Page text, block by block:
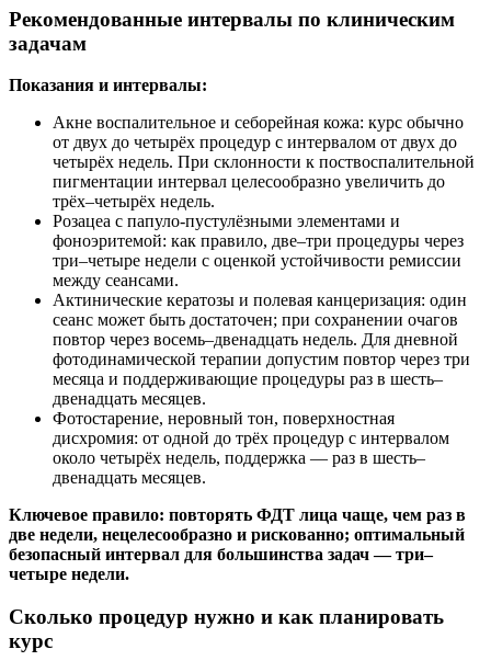
Рекомендованные интервалы по клиническим
задачам
Показания и интервалы:
Акне воспалительное и себорейная кожа: курс обычно
от двух до четырёх процедур с интервалом от двух до
четырёх недель. При склонности к поствоспалительной
пигментации интервал целесообразно увеличить до
трёх–четырёх недель.
Розацеа с папуло-пустулёзными элементами и
фоноэритемой: как правило, две–три процедуры через
три–четыре недели с оценкой устойчивости ремиссии
между сеансами.
Актинические кератозы и полевая канцеризация: один
сеанс может быть достаточен; при сохранении очагов
повтор через восемь–двенадцать недель. Для дневной
фотодинамической терапии допустим повтор через три
месяца и поддерживающие процедуры раз в шесть–
двенадцать месяцев.
Фотостарение, неровный тон, поверхностная
дисхромия: от одной до трёх процедур с интервалом
около четырёх недель, поддержка — раз в шесть–
двенадцать месяцев.
Ключевое правило: повторять ФДТ лица чаще, чем раз в
две недели, нецелесообразно и рискованно; оптимальный
безопасный интервал для большинства задач — три–
четыре недели.
Сколько процедур нужно и как планировать
курс